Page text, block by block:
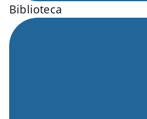
Biblioteca